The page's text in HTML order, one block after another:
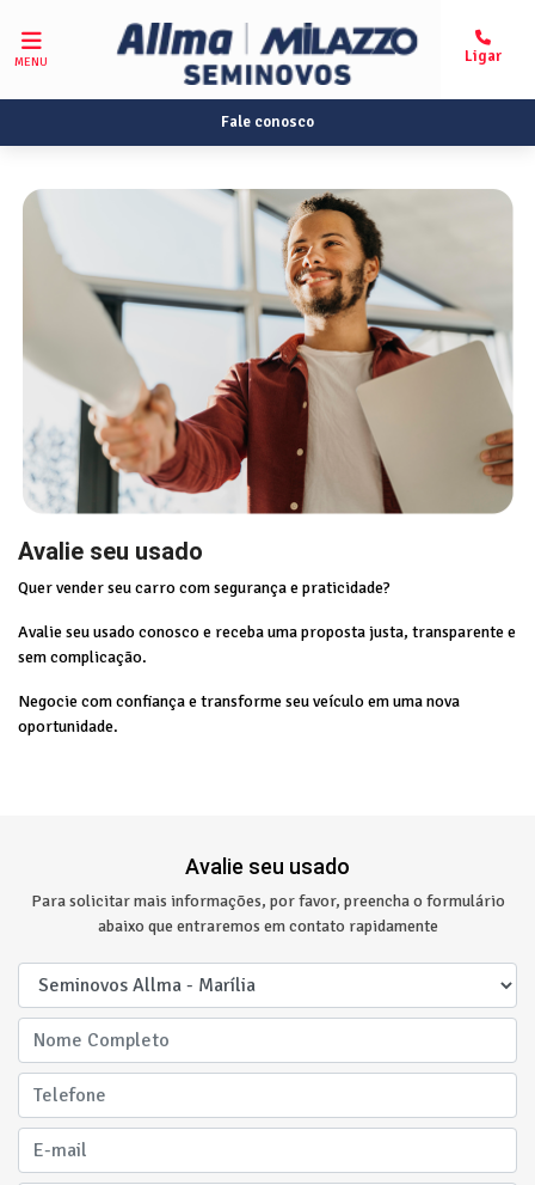
MENU
Fale conosco
Avalie seu usado
Quer vender seu carro com segurança e praticidade?
Avalie seu usado conosco e receba uma proposta justa, transparente e
sem complicação.
Negocie com confiança e transforme seu veículo em uma nova
oportunidade.
Avalie seu usado
Para solicitar mais informações, por favor, preencha o formulário
abaixo que entraremos em contato rapidamente